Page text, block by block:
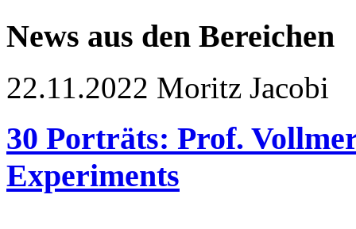
News aus den Bereichen
22.11.2022 Moritz Jacobi
30 Porträts: Prof.
Experiments